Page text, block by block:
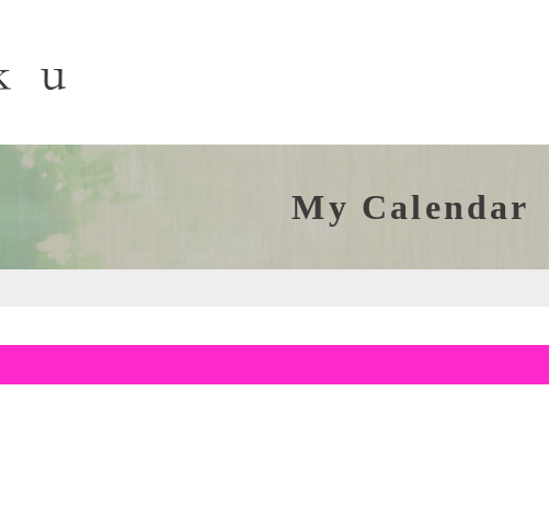
My Calendar